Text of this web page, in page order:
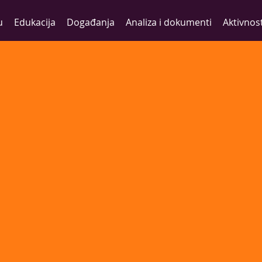
Edukacija Događanja Analiza i dokumenti